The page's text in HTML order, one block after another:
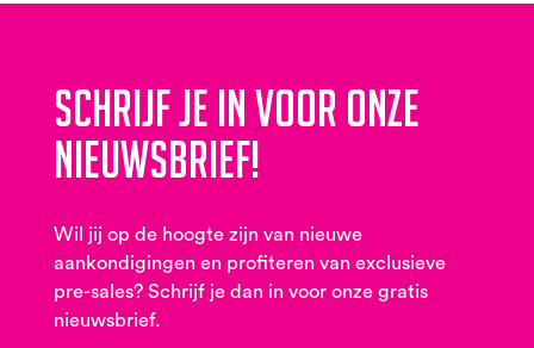
Schrijf je in voor onze
nieuwsbrief!
Wil jij op de hoogte zijn van nieuwe
aankondigingen en profiteren van exclusieve
pre-sales? Schrijf je dan in voor onze gratis
nieuwsbrief.